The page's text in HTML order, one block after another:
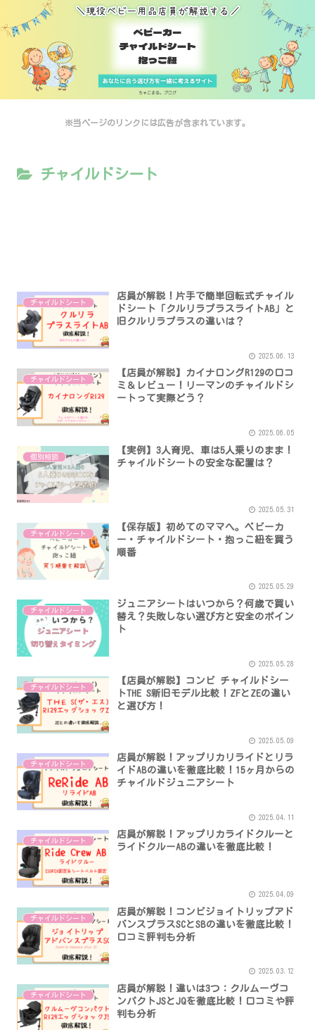
※当ページのリンクには広告が含まれています。
チャイルドシート
チャイルドシート
店員が解説！片手で簡単回転式チャイル
ドシート「クルリラプラスライトAB」と
旧クルリラプラスの違いは？
2025.06.13
チャイルドシート
【店員が解説】カイナロングR129の口コ
ミ＆レビュー！リーマンのチャイルドシ
ートって実際どう？
2025.06.05
個別相談
【実例】3人育児、車は5人乗りのまま！
チャイルドシートの安全な配置は？
2025.05.31
チャイルドシート
【保存版】初めてのママへ。ベビーカ
ー・チャイルドシート・抱っこ紐を買う
順番
2025.05.29
チャイルドシート
ジュニアシートはいつから？何歳で買い
替え？失敗しない選び方と安全のポイン
ト
2025.05.28
チャイルドシート
【店員が解説】コンビ チャイルドシー
トTHE S新旧モデル比較！ZFとZEの違い
と選び方！
2025.05.09
チャイルドシート
店員が解説！アップリカリライドとリラ
イドABの違いを徹底比較！15ヶ月からの
チャイルドジュニアシート
2025.04.11
チャイルドシート
店員が解説！アップリカライドクルーと
ライドクルーABの違いを徹底比較！
2025.04.09
チャイルドシート
店員が解説！コンビジョイトリップアド
バンスプラスSCとSBの違いを徹底比較！
口コミ評判も分析
2025.03.12
チャイルドシート
店員が解説！違いは3つ：クルムーヴコ
ンパクトJSとJQを徹底比較！口コミや評
判も分析